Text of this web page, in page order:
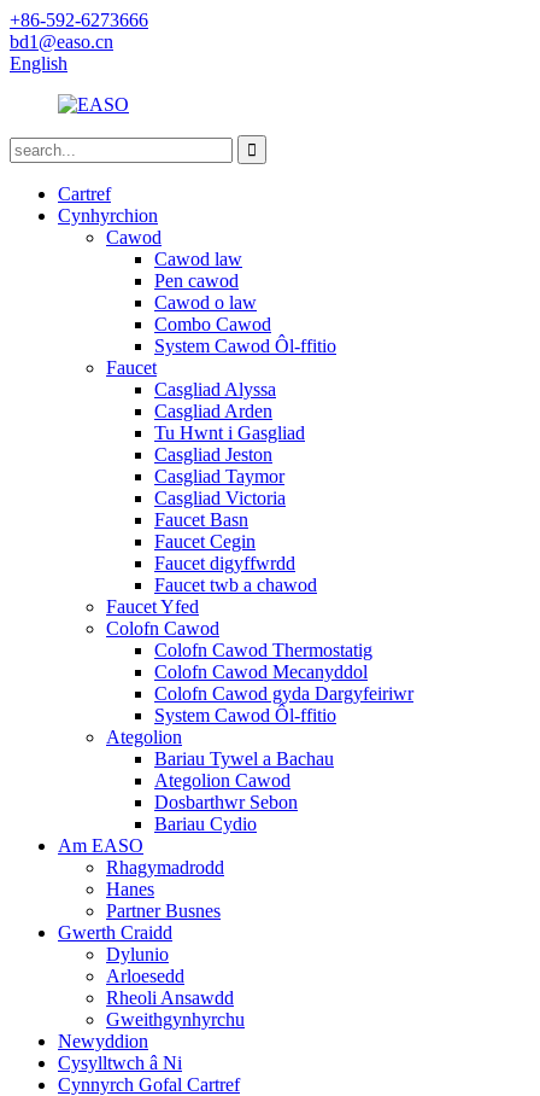
+86-592-6273666
bd1@easo.cn
English
Cartref
Cynhyrchion
Cawod
Cawod law
Pen cawod
Cawod o law
Combo Cawod
System Cawod Ôl-ffitio
Faucet
Casgliad Alyssa
Casgliad Arden
Tu Hwnt i Gasgliad
Casgliad Jeston
Casgliad Taymor
Casgliad Victoria
Faucet Basn
Faucet Cegin
Faucet digyffwrdd
Faucet twb a chawod
Faucet Yfed
Colofn Cawod
Colofn Cawod Thermostatig
Colofn Cawod Mecanyddol
Colofn Cawod gyda Dargyfeiriwr
System Cawod Ôl-ffitio
Ategolion
Bariau Tywel a Bachau
Ategolion Cawod
Dosbarthwr Sebon
Bariau Cydio
Am EASO
Rhagymadrodd
Hanes
Partner Busnes
Gwerth Craidd
Dylunio
Arloesedd
Rheoli Ansawdd
Gweithgynhyrchu
Newyddion
Cysylltwch â Ni
Cynnyrch Gofal Cartref